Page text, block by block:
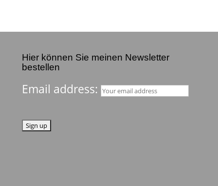
Hier können Sie meinen Newsletter
bestellen
Email address: